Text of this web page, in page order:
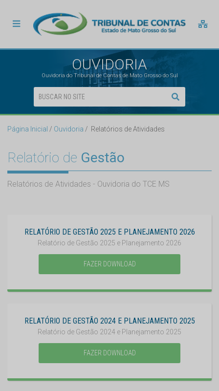
OUVIDORIA
Ouvidoria do Tribunal de Contas de Mato Grosso do Sul
Página Inicial Ouvidoria Relatórios de Atividades
Relatório de Gestão
Relatórios de Atividades - Ouvidoria do TCE MS
RELATÓRIO DE GESTÃO 2025 E PLANEJAMENTO 2026
Relatório de Gestão 2025 e Planejamento 2026
FAZER DOWNLOAD
RELATÓRIO DE GESTÃO 2024 E PLANEJAMENTO 2025
Relatório de Gestão 2024 e Planejamento 2025
FAZER DOWNLOAD